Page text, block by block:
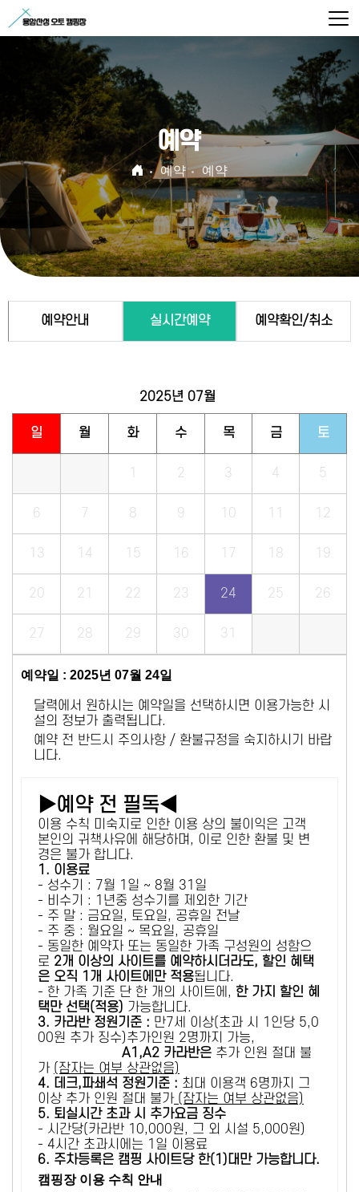
예약
예약 예약
예약안내 실시간예약 예약확인/취소
2025년 07월
일 월 화 수 목 금 토
1 2 3 4 5
6 7 8 9 10 11 12
13 14 15 16 17 18 19
20 21 22 23 24 25 26
27 28 29 30 31
예약일 : 2025년 07월 24일
달력에서 원하시는 예약일을 선택하시면 이용가능한 시
설의 정보가 출력됩니다.
예약 전 반드시 주의사항 / 환불규정을 숙지하시기 바랍
니다.
▶예약 전 필독◀
이용 수칙 미숙지로 인한 이용 상의 불이익은 고객
본인의 귀책사유에 해당하며, 이로 인한 환불 및 변
경은 불가 합니다.
1. 이용료
- 성수기 : 7월 1일 ~ 8월 31일
- 비수기 : 1년중 성수기를 제외한 기간
- 주 말 : 금요일, 토요일, 공휴일 전날
- 주 중 : 월요일 ~ 목요일, 공휴일
- 동일한 예약자 또는 동일한 가족 구성원의 성함으
로 2개 이상의 사이트를 예약하시더라도, 할인 혜택
은 오직 1개 사이트에만 적용됩니다.
- 한 가족 기준 단 한 개의 사이트에, 한 가지 할인 혜
택만 선택(적용) 가능합니다.
3. 카라반 정원기준 : 만7세 이상(초과 시 1인당 5,0
00원 추가 징수)추가인원 2명까지 가능,
A1,A2 카라반은 추가 인원 절대 불
가 (잠자는 여부 상관없음)
4. 데크,파쇄석 정원기준 : ​최대 이용객 6명까지 그
이상 추가 인원 절대 불가 (잠자는 여부 상관없음)
5. 퇴실시간 초과 시 추가요금 징수
- 시간당(카라반 10,000원, 그 외 시설 5,000원)
- 4시간 초과시에는 1일 이용료
6. 주차등록은 캠핑 사이트당 한(1)대만 가능합니다.
캠핑장 이용 수칙 안내